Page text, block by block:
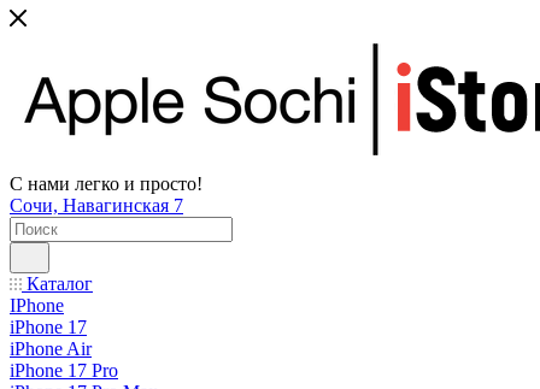
С нами легко и просто!
Сочи, Навагинская 7
Каталог
IPhone
iPhone 17
iPhone Air
iPhone 17 Pro